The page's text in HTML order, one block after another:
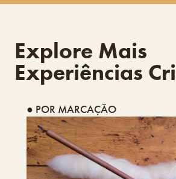
Explore Mais
Experiências
● POR MARCAÇÃO